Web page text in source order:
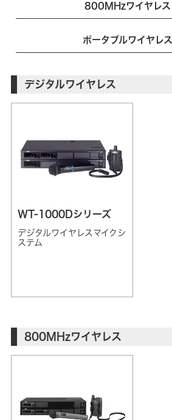
800MHzワイヤレス
ポータブルワイヤレス
デジタルワイヤレス
WT-1000Dシリーズ
デジタルワイヤレスマイクシ
ステム
800MHzワイヤレス